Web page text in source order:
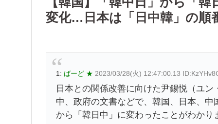
変化…日本は「日中韓」の順
1: ばーど ★ 2023/03/28(火) 12:47:00.13
日本との関係改善に向けた尹錫悦（ユ
中、政府の文書などで、韓国、日本、
から「韓日中」に変わったことがわかり